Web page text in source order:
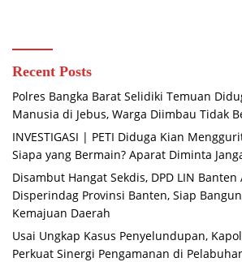
Recent Posts
Polres Bangka Barat Selidiki Temuan
Manusia di Jebus, Warga Diimbau Tidak
INVESTIGASI | PETI Diduga Kian
Siapa yang Bermain? Aparat Diminta
Disambut Hangat Sekdis, DPD LIN
Disperindag Provinsi Banten, Siap
Kemajuan Daerah
Usai Ungkap Kasus Penyelundupan,
Perkuat Sinergi Pengamanan di